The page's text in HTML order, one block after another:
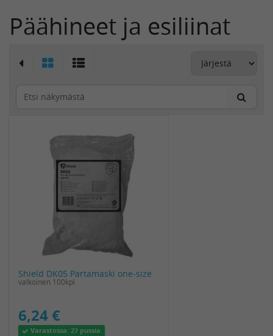
Päähineet ja esiliinat
Shield DK05 Partamaski one-size
valkoinen 100kpl
6,24 €
Varastossa:27 pussia